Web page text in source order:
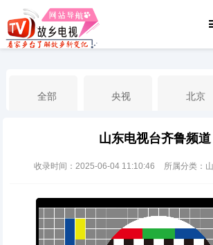
全部 央视 北京
山东 江苏
辽宁 内蒙古 山西
山东电视台齐鲁频道
收录时间：2025-06-04 11:10:46 所属分类：